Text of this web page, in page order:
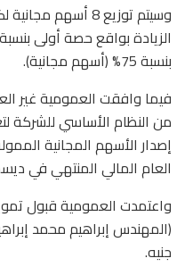
بنسبة 75% (أسهم مجانية).
من النظام الأساسي للشركة
إصدار الأسهم المجانية
العام المالي المنتهي في
واعتمدت العمومية قبول
جنيه.